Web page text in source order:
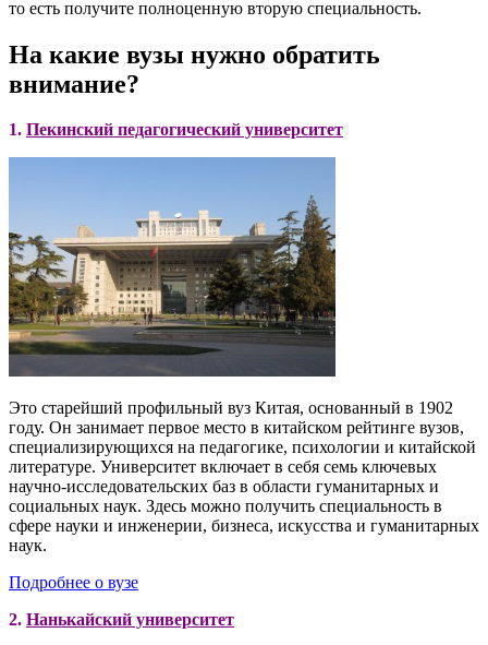
то есть получите полноценную вторую специальность.
На какие вузы нужно обратить
внимание?
1. Пекинский педагогический университет
Это старейший профильный вуз Китая, основанный в 1902
году. Он занимает первое место в китайском рейтинге вузов,
специализирующихся на педагогике, психологии и китайской
литературе. Университет включает в себя семь ключевых
научно-исследовательских баз в области гуманитарных и
социальных наук. Здесь можно получить специальность в
сфере науки и инженерии, бизнеса, искусства и гуманитарных
наук.
Подробнее о вузе
2. Нанькайский университет